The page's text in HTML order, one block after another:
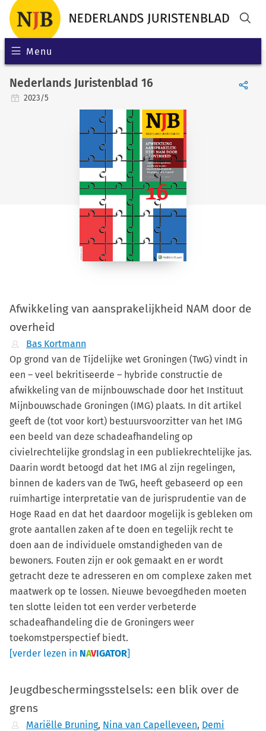
Menu
Nederlands Juristenblad 16
2023/5
Afwikkeling van aansprakelijkheid NAM door de
overheid
Bas Kortmann
Op grond van de Tijdelijke wet Groningen (TwG) vindt in
een – veel bekritiseerde – hybride constructie de
afwikkeling van de mijnbouwschade door het Instituut
Mijnbouwschade Groningen (IMG) plaats. In dit artikel
geeft de (tot voor kort) bestuursvoorzitter van het IMG
een beeld van deze schadeafhandeling op
civielrechtelijke grondslag in een publiekrechtelijke jas.
Daarin wordt betoogd dat het IMG al zijn regelingen,
binnen de kaders van de TwG, heeft gebaseerd op een
ruimhartige interpretatie van de jurisprudentie van de
Hoge Raad en dat het daardoor mogelijk is gebleken om
grote aantallen zaken af te doen en tegelijk recht te
doen aan de individuele omstandigheden van de
bewoners. Fouten zijn er ook gemaakt en er wordt
getracht deze te adresseren en om complexe zaken met
maatwerk op te lossen. Nieuwe bevoegdheden moeten
ten slotte leiden tot een verder verbeterde
schadeafhandeling die de Groningers weer
toekomstperspectief biedt.
[verder lezen in NAVIGATOR]
Jeugdbeschermingsstelsels: een blik over de
grens
Mariëlle Bruning, Nina van Capelleveen, Demi